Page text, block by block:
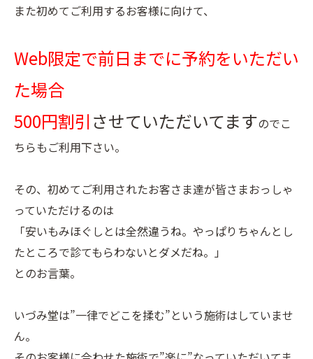
また初めてご利用するお客様に向けて、
Web限定で前日までに予約をいただい
た場合
500円割引 させていただいてますのでこ
ちらもご利用下さい。
その、初めてご利用されたお客さま達が皆さまおっしゃ
っていただけるのは
「安いもみほぐしとは全然違うね。やっぱりちゃんとし
たところで診てもらわないとダメだね。」
とのお言葉。
いづみ堂は”一律でどこを揉む”という施術はしていませ
ん。